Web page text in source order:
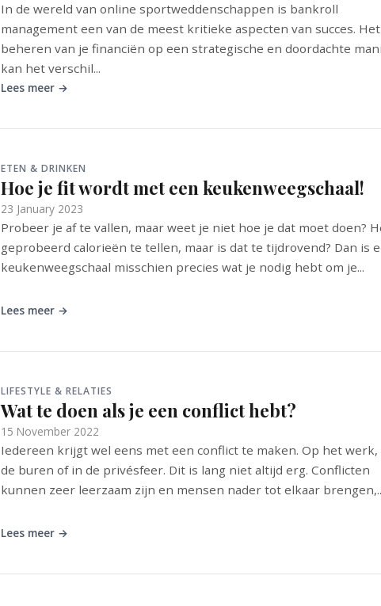
In de wereld van online sportweddenschappen is bankroll
management een van de meest kritieke aspecten van succes. Het
beheren van je financiën op een strategische en doordachte
kan het verschil...
Lees meer →
ETEN & DRINKEN
Hoe je fit wordt met een keukenweegschaal!
23 January 2023
Probeer je af te vallen, maar weet je niet hoe je dat moet doen?
geprobeerd calorieën te tellen, maar is dat te tijdrovend? Dan is
keukenweegschaal misschien precies wat je nodig hebt om je...
Lees meer →
LIFESTYLE & RELATIES
Wat te doen als je een conflict hebt?
15 November 2022
Iedereen krijgt wel eens met een conflict te maken. Op het
de buren of in de privésfeer. Dit is lang niet altijd erg. Conflicten
kunnen zeer leerzaam zijn en mensen nader tot elkaar
Lees meer →